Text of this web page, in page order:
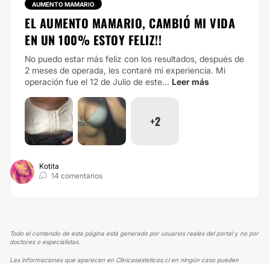
AUMENTO MAMARIO
EL AUMENTO MAMARIO, CAMBIÓ MI VIDA
EN UN 100% ESTOY FELIZ!!
No puedo estar más feliz con los resultados, después de
2 meses de operada, les contaré mi experiencia. Mi
operación fue el 12 de Julio de este... Leer más
+2
Kotita
14 comentarios
Todo el contenido de esta página está generado por usuarios reales del portal y no por
doctores o especialistas.
Las informaciones que aparecen en Clinicasesteticas.cl en ningún caso pueden